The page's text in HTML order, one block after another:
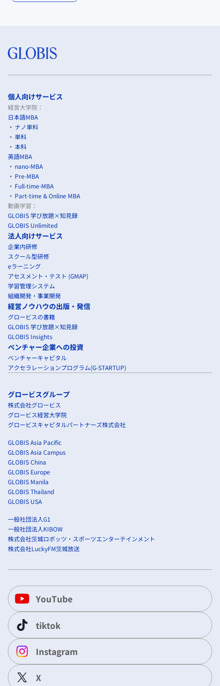
個人向けサービス
経営大学院：
日本語MBA
ナノ単科
単科
本科
英語MBA
nano-MBA
Pre-MBA
Full-time-MBA
Part-time & Online MBA
動画学習：
GLOBIS 学び放題×知見録
GLOBIS Unlimited
法人向けサービス
企業内研修
スクール型研修
eラーニング
アセスメント・テスト (GMAP)
学習管理システム
組織開発・事業開発
経営ノウハウの出版・発信
グロービスの書籍
GLOBIS 学び放題×知見録
GLOBIS Insights
ベンチャー企業への投資
ベンチャーキャピタル
アクセラレーションプログラム(G-STARTUP)
グロービスグループ
株式会社グロービス
グロービス経営大学院
グロービスキャピタルパートナーズ株式会社
GLOBIS Asia Pacific
GLOBIS Asia Campus
GLOBIS China
GLOBIS Europe
GLOBIS Manila
GLOBIS Thailand
GLOBIS USA
一般社団法人G1
一般社団法人KIBOW
株式会社茨城ロボッツ・スポーツエンターテインメント
株式会社LuckyFM茨城放送
YouTube
tiktok
Instagram
X